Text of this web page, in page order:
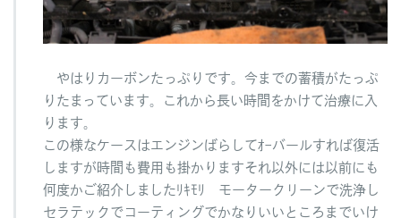
やはりカーボンたっぷりです。今までの蓄積がたっぷ
りたまっています。これから長い時間をかけて治療に入
ります。
この様なケースはエンジンばらしてｵｰバールすれば復活
しますが時間も費用も掛かりますそれ以外には以前にも
何度かご紹介しましたﾘｷﾓﾘ モータークリーンで洗浄し
セラテックでコーティングでかなりいいところまでいけ